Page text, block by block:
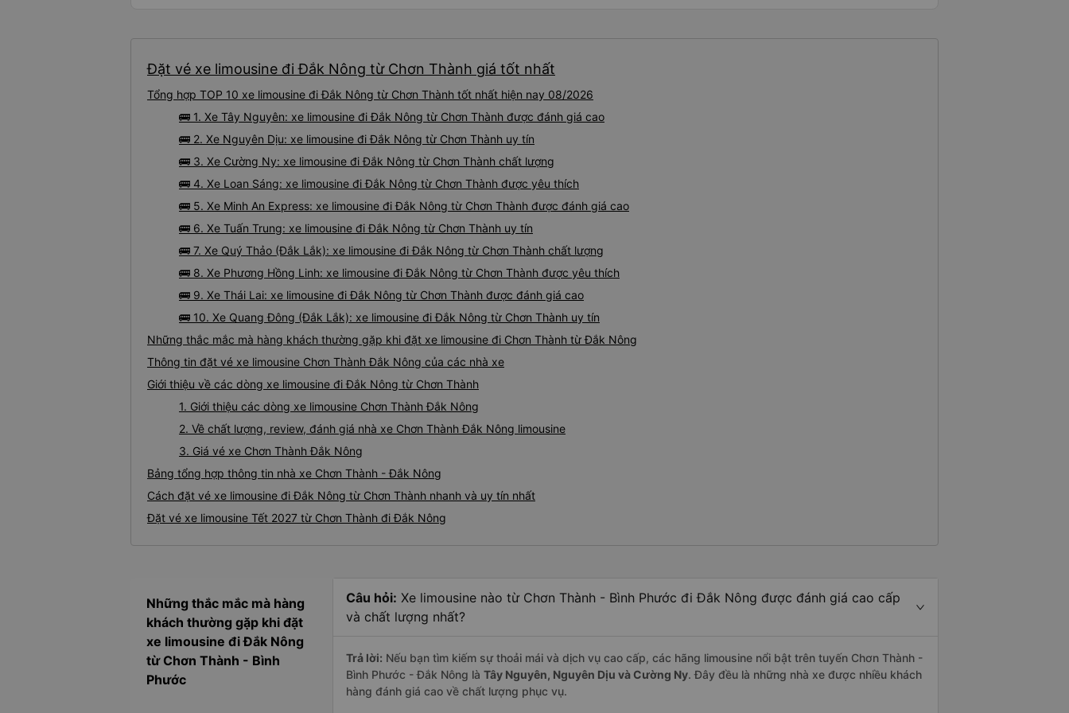
Đặt vé xe limousine đi Đắk Nông từ Chơn Thành giá tốt nhất
Tổng hợp TOP 10 xe limousine đi Đắk Nông từ Chơn Thành tốt nhất hiện nay 08/2026
🚌 1. Xe Tây Nguyên: xe limousine đi Đắk Nông từ Chơn Thành được đánh giá cao
🚌 2. Xe Nguyên Dịu: xe limousine đi Đắk Nông từ Chơn Thành uy tín
🚌 3. Xe Cường Ny: xe limousine đi Đắk Nông từ Chơn Thành chất lượng
🚌 4. Xe Loan Sáng: xe limousine đi Đắk Nông từ Chơn Thành được yêu thích
🚌 5. Xe Minh An Express: xe limousine đi Đắk Nông từ Chơn Thành được đánh giá cao
🚌 6. Xe Tuấn Trung: xe limousine đi Đắk Nông từ Chơn Thành uy tín
🚌 7. Xe Quý Thảo (Đắk Lắk): xe limousine đi Đắk Nông từ Chơn Thành chất lượng
🚌 8. Xe Phương Hồng Linh: xe limousine đi Đắk Nông từ Chơn Thành được yêu thích
🚌 9. Xe Thái Lai: xe limousine đi Đắk Nông từ Chơn Thành được đánh giá cao
🚌 10. Xe Quang Đông (Đắk Lắk): xe limousine đi Đắk Nông từ Chơn Thành uy tín
Những thắc mắc mà hàng khách thường gặp khi đặt xe limousine đi Chơn Thành từ Đắk Nông
Thông tin đặt vé xe limousine Chơn Thành Đắk Nông của các nhà xe
Giới thiệu về các dòng xe limousine đi Đắk Nông từ Chơn Thành
1. Giới thiệu các dòng xe limousine Chơn Thành Đắk Nông
2. Về chất lượng, review, đánh giá nhà xe Chơn Thành Đắk Nông limousine
3. Giá vé xe Chơn Thành Đắk Nông
Bảng tổng hợp thông tin nhà xe Chơn Thành - Đắk Nông
Cách đặt vé xe limousine đi Đắk Nông từ Chơn Thành nhanh và uy tín nhất
Đặt vé xe limousine Tết 2027 từ Chơn Thành đi Đắk Nông
Những thắc mắc mà hàng
khách thường gặp khi đặt
xe limousine đi Đắk Nông
từ Chơn Thành - Bình
Phước
Câu hỏi: Xe limousine nào từ Chơn Thành - Bình Phước đi Đắk Nông được đánh giá cao cấp
và chất lượng nhất?
Trả lời: Nếu bạn tìm kiếm sự thoải mái và dịch vụ cao cấp, các hãng limousine nổi bật trên tuyến Chơn Thành -
Bình Phước - Đắk Nông là Tây Nguyên, Nguyên Dịu và Cường Ny. Đây đều là những nhà xe được nhiều khách
hàng đánh giá cao về chất lượng phục vụ.